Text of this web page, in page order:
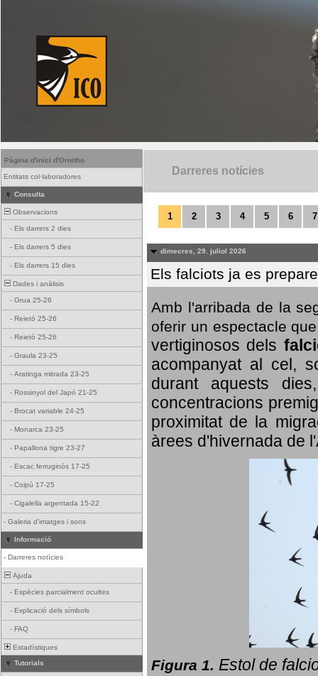
Pàgina d'inici d'Ornitho
Entitats col·laboradores
Consulta
Observacions
- Els darrers 2 dies
- Els darrers 5 dies
- Els darrers 15 dies
Dades i anàlisis
- Grua 25-26
- Reietó 25-26
- Reietó 25-26
- Graula 23-25
- Aratinga mitrada 23-25
- Rossinyol del Japó 21-25
- Brocat variable 24-25
- Monarca 23-25
- Papallona tigre 23-27
- Escac ferruginós 17-25
- Coipú 17-25
- Cigalella argentada 15-22
- Galeria d'imatges i sons
Informació
- Darreres notícies
Ajuda
- Espècies parcialment ocultes
- Explicació dels símbols
- FAQ
Estadístiques
Tutorials
Darreres notícies
1 2 3 4 5 6 7
dimecres, 29. juliol 2026
Els falciots ja es
Amb l'arribada de la
oferir un espectacle
vertiginosos dels
acompanyat al cel,
durant aquests
concentracions
proximitat de la
àrees d'hivernada de
Figura 1. Estol de